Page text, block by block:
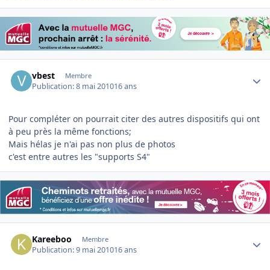
vbest Membre
Publication:8 mai 201016 ans
Pour compléter on pourrait citer des autres dispositifs qui ont
à peu près la même fonctions;
Mais hélas je n'ai pas non plus de photos
c'est entre autres les "supports S4"
Kareeboo Membre
Publication:9 mai 201016 ans